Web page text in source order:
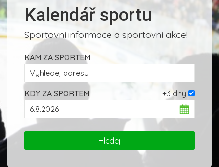
Kalendář sportu
Sportovní informace a sportovní akce!
KAM ZA SPORTEM
+3 dny
KDY ZA SPORTEM